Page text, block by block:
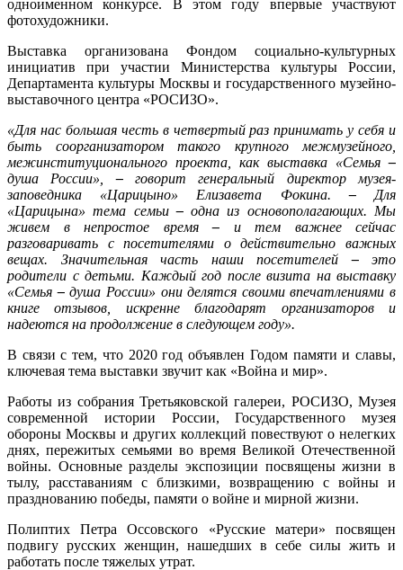
одноименном конкурсе. В этом году впервые участвуют
фотохудожники.
Выставка организована Фондом социально-культурных
инициатив при участии Министерства культуры России,
Департамента культуры Москвы и государственного музейно-
выставочного центра «РОСИЗО».
«Для нас большая честь в четвертый раз принимать у себя и
быть соорганизатором такого крупного межмузейного,
межинституционального проекта, как выставка «Семья –
душа России»,
–говорит генеральный директор музея-
заповедника «Царицыно» Елизавета Фокина. – Для
«Царицына» тема семьи–одна из основополагающих. Мы
живем в непростое время– и тем важнее сейчас
разговаривать с посетителями о действительно важных
вещах. Значительная часть наши посетителей – это
родители с детьми. Каждый год после визита на выставку
«Семья –душа России» они делятся своими впечатлениями в
книге отзывов, искренне благодарят организаторов и
надеются на продолжение в следующем году».
В связи с тем, что 2020 год объявлен Годом памяти и славы,
ключевая тема выставки звучит как «Война и мир».
Работы из собрания Третьяковской галереи, РОСИЗО, Музея
современной истории России, Государственного музея
обороны Москвы и других коллекций повествуют о нелегких
днях, пережитых семьями во время Великой Отечественной
войны. Основные разделы экспозиции посвящены жизни в
тылу, расставаниям с близкими, возвращению с войны и
празднованию победы, памяти о войне и мирной жизни.
Полиптих Петра Оссовского «Русские матери» посвящен
подвигу русских женщин, нашедших в себе силы жить и
работать после тяжелых утрат.